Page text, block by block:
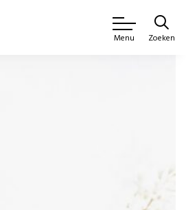
Menu Zoeken